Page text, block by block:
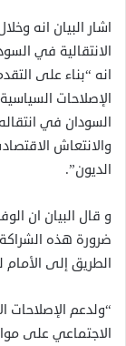
اشار البيان انه
الانتقالية في
انه “بناء على
الإصلاحات
السودان في
والانتعاش
الديون”.
و قال البيان ان
ضرورة هذه
الطريق إلى الأمام
“ولدعم الإصلاحات
الاجتماعي على